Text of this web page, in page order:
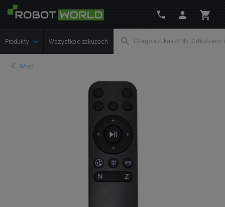
Produkty Wszystko o zakupach
Wróć